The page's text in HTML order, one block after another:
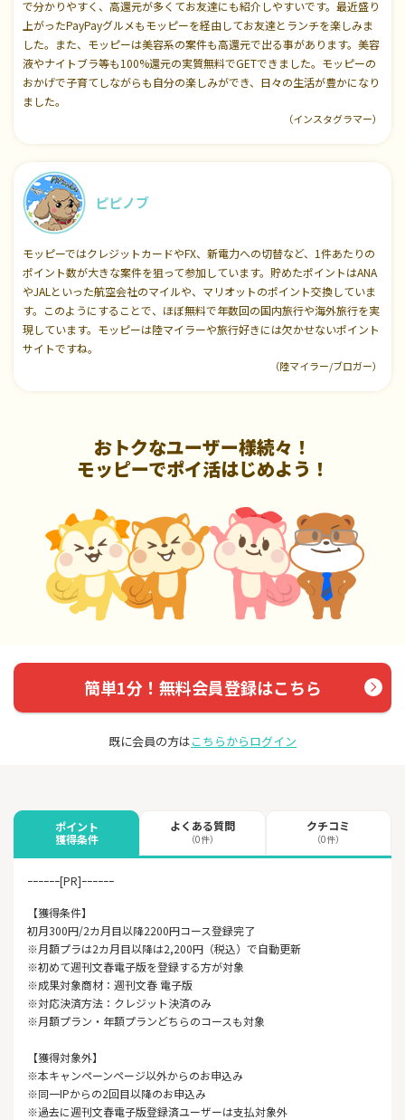
で分かりやすく、高還元が多くてお友達にも紹介しやすいです。最近盛り
上がったPayPayグルメもモッピーを経由してお友達とランチを楽しみま
した。また、モッピーは美容系の案件も高還元で出る事があります。美容
液やナイトブラ等も100%還元の実質無料でGETできました。モッピーの
おかげで子育てしながらも自分の楽しみができ、日々の生活が豊かになり
ました。
（インスタグラマー）
ピピノブ
モッピーではクレジットカードやFX、新電力への切替など、1件あたりの
ポイント数が大きな案件を狙って参加しています。貯めたポイントはANA
やJALといった航空会社のマイルや、マリオットのポイント交換していま
す。このようにすることで、ほぼ無料で年数回の国内旅行や海外旅行を実
現しています。モッピーは陸マイラーや旅行好きには欠かせないポイント
サイトですね。
（陸マイラー/ブロガー）
おトクなユーザー様続々！
モッピーでポイ活はじめよう！
簡単1分！無料会員登録はこちら
既に会員の方はこちらからログイン
ポイント
獲得条件
よくある質問
（0件）
クチコミ
（0件）
ｰｰｰｰｰｰ[PR]ｰｰｰｰｰｰ
【獲得条件】
初月300円/2カ月目以降2200円コース登録完了
※月額プラは2カ月目以降は2,200円（税込）で自動更新
※初めて週刊文春電子版を登録する方が対象
※成果対象商材：週刊文春 電子版
※対応決済方法：クレジット決済のみ
※月額プラン・年額プランどちらのコースも対象
【獲得対象外】
※本キャンペーンページ以外からのお申込み
※同一IPからの2回目以降のお申込み
※過去に週刊文春電子版登録済ユーザーは支払対象外